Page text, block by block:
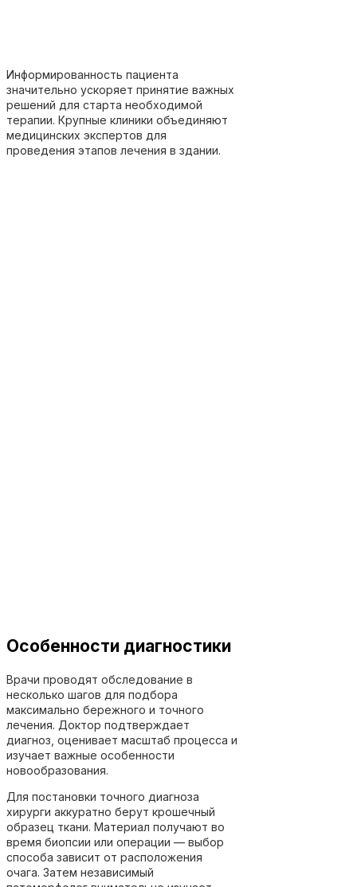
Информированность пациента
значительно ускоряет принятие важных
решений для старта необходимой
терапии. Крупные клиники объединяют
медицинских экспертов для
проведения этапов лечения в здании.
Особенности диагностики
Врачи проводят обследование в
несколько шагов для подбора
максимально бережного и точного
лечения. Доктор подтверждает
диагноз, оценивает масштаб процесса и
изучает важные особенности
новообразования.
Для постановки точного диагноза
хирурги аккуратно берут крошечный
образец ткани. Материал получают во
время биопсии или операции — выбор
способа зависит от расположения
очага. Затем независимый